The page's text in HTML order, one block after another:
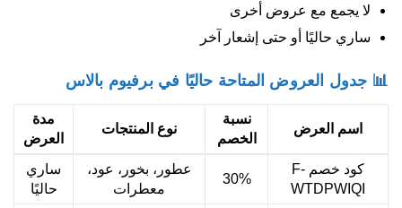
لا يجمع مع عروض أخرى
ساري حاليًا أو حتى إشعار آخر
📊 جدول العروض المتاحة حاليًا في برفيوم بالاس
اسم العرض
نسبة
الخصم
نوع المنتجات
مدة
العرض
كود خصم F-
WTDPWIQI
30%
عطور، بخور، عود،
معطرات
ساري
حاليًا